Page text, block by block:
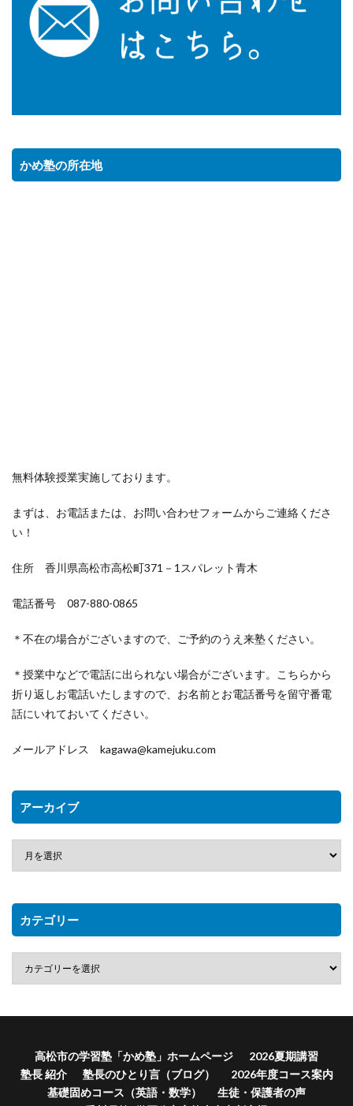
かめ塾の所在地
無料体験授業実施しております。
まずは、お電話または、お問い合わせフォームからご連絡くださ
い！
住所 香川県高松市高松町371－1スパレット青木
電話番号 087-880-0865
＊不在の場合がございますので、ご予約のうえ来塾ください。
＊授業中などで電話に出られない場合がございます。こちらから
折り返しお電話いたしますので、お名前とお電話番号を留守番電
話にいれておいてください。
メールアドレス kagawa@kamejuku.com
アーカイブ
カテゴリー
高松市の学習塾「かめ塾」ホームページ
2026夏期講習
塾長 紹介
塾長のひとり言（ブログ）
2026年度コース案内
基礎固めコース（英語・数学）
生徒・保護者の声